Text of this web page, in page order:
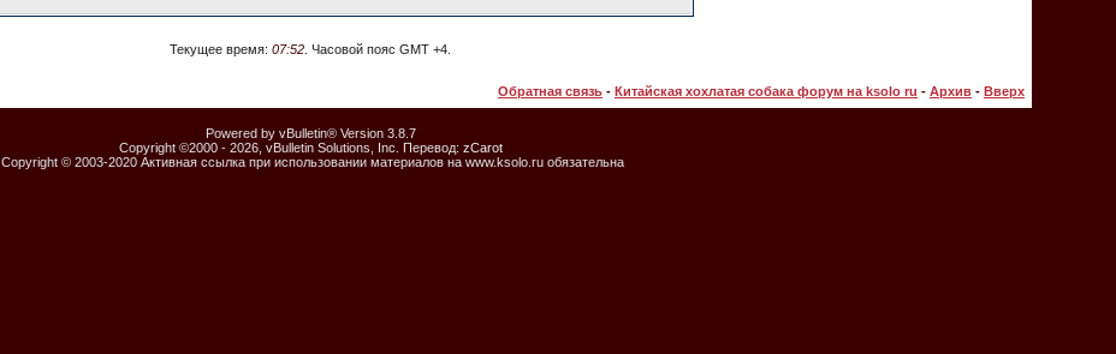
Текущее время: 07:52 . Часовой пояс GMT +4.
Обратная связь - Китайская хохлатая собака форум на ksolo ru - Архив - Вверх
Powered by vBulletin® Version 3.8.7
Copyright ©2000 - 2026, vBulletin Solutions, Inc. Перевод: zCarot
Copyright © 2003-2020 Активная ссылка при использовании материалов на www.ksolo.ru обязательна